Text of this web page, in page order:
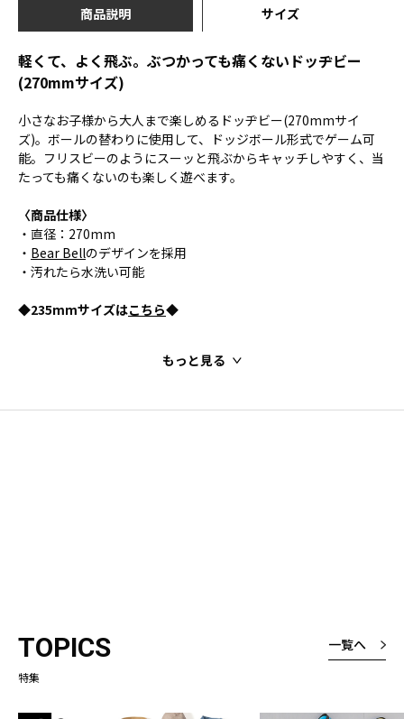
商品説明 サイズ
軽くて、よく飛ぶ。ぶつかっても痛くないドッヂビー
(270mmサイズ)
小さなお子様から大人まで楽しめるドッヂビー(270mmサイ
ズ)。ボールの替わりに使用して、ドッジボール形式でゲーム可
能。フリスビーのようにスーッと飛ぶからキャッチしやすく、当
たっても痛くないのも楽しく遊べます。
〈商品仕様〉
・直径：270mm
・ Bear Bellのデザインを採用
・汚れたら水洗い可能
◆235mmサイズはこちら◆
もっと見る
TOPICS
特集
一覧へ